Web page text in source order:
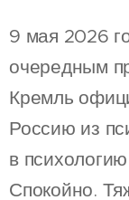
9 мая 2026
очередным
Кремль
Россию из
в
Спокойно.